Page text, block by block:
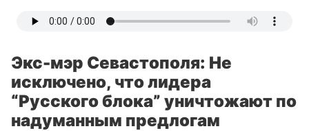
Экс-мэр Севастополя: Не
исключено, что лидера
“Русского блока” уничтожают по
надуманным предлогам